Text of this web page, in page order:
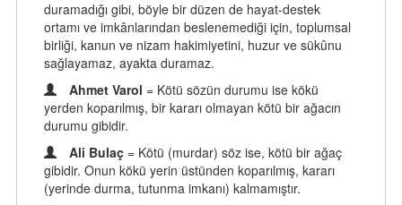
duramadığı gibi, böyle bir düzen de hayat-destek
ortamı ve imkânlarından beslenemediği için, toplumsal
birliği, kanun ve nizam hakimiyetini, huzur ve sükûnu
sağlayamaz, ayakta duramaz.
Ahmet Varol = Kötü sözün durumu ise kökü
yerden koparılmış, bir kararı olmayan kötü bir ağacın
durumu gibidir.
Ali Bulaç = Kötü (murdar) söz ise, kötü bir ağaç
gibidir. Onun kökü yerin üstünden koparılmış, kararı
(yerinde durma, tutunma imkanı) kalmamıştır.